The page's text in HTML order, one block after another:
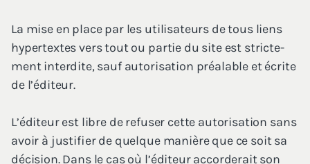
La mise en place par les uti­li­sa­teurs de tous liens
hyper­textes vers tout ou par­tie du site est stric­te­
ment inter­dite, sauf auto­ri­sa­tion préa­lable et écrite
de l’éditeur.
L’é­di­teur est libre de refu­ser cette auto­ri­sa­tion sans
avoir à jus­ti­fier de quelque manière que ce soit sa
déci­sion. Dans le cas où l’é­di­teur accor­de­rait son